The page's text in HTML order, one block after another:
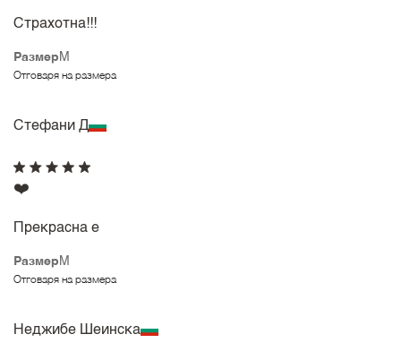
Размер M
Отговаря на размера
Страхотна!!!
Стефани Д
Размер M
Отговаря на размера
❤️
Прекрасна е
Неджибе Шеинска